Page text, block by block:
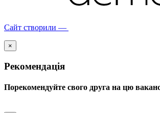
Сайт створили —
×
Рекомендація
Порекомендуйте свого друга на цю